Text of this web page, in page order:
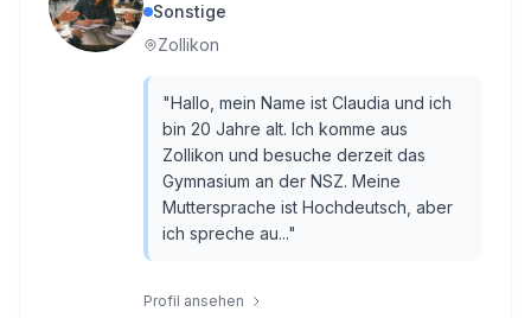
Sonstige
Zollikon
"Hallo, mein Name ist Claudia und ich
bin 20 Jahre alt. Ich komme aus
Zollikon und besuche derzeit das
Gymnasium an der NSZ. Meine
Muttersprache ist Hochdeutsch, aber
ich spreche au..."
Profil ansehen